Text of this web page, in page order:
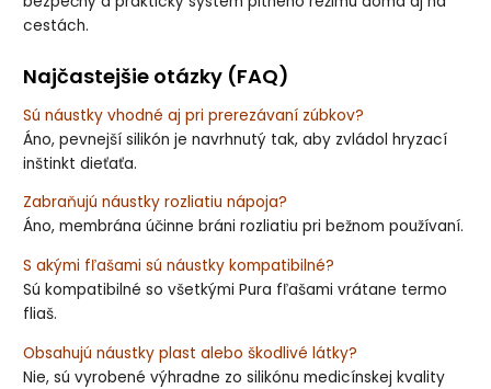
cestách.
Najčastejšie otázky (FAQ)
Sú náustky vhodné aj pri prerezávaní zúbkov?
Áno, pevnejší silikón je navrhnutý tak, aby zvládol hryzací
inštinkt dieťaťa.
Zabraňujú náustky rozliatiu nápoja?
Áno, membrána účinne bráni rozliatiu pri bežnom používaní.
S akými fľašami sú náustky kompatibilné?
Sú kompatibilné so všetkými Pura fľašami vrátane termo
fliaš.
Obsahujú náustky plast alebo škodlivé látky?
Nie, sú vyrobené výhradne zo silikónu medicínskej kvality